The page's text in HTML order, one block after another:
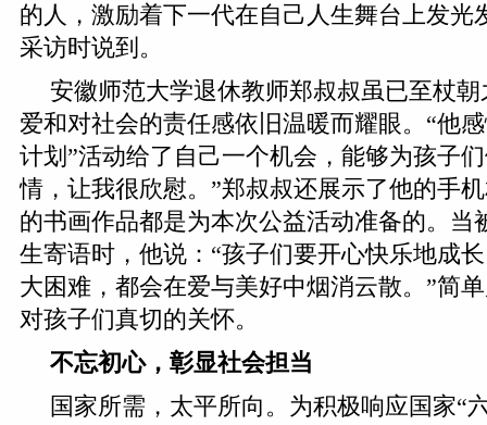
的人，激励着下一代在自己人生舞台上发光
采访时说到。
安徽师范大学退休教师郑叔叔虽已至杖
爱和对社会的责任感依旧温暖而耀眼。“他
计划”活动给了自己一个机会，能够为孩子
情，让我很欣慰。”郑叔叔还展示了他的手
的书画作品都是为本次公益活动准备的。当
生寄语时，他说：“孩子们要开心快乐地成
大困难，都会在爱与美好中烟消云散。”简
对孩子们真切的关怀。
不忘初心，彰显社会担当
国家所需，太平所向。为积极响应国家“